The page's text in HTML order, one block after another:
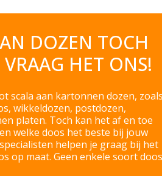
DOZEN TOCH
HET ONS!
scala aan kartonnen dozen,
wikkeldozen, postdozen,
platen. Toch kan het af en toe
welke doos het beste bij jouw
helpen je graag bij het
op maat. Geen enkele soort doos